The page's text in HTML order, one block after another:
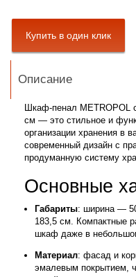
Описание
Шкаф-пенал METROPOL
см — это стильное и
организации хранения в
современный дизайн с
продуманную систему
Основные
Габариты: ширина —
183,5 см. Компактные
шкаф даже в
Материал: фасад и
эмалевым покрытием,